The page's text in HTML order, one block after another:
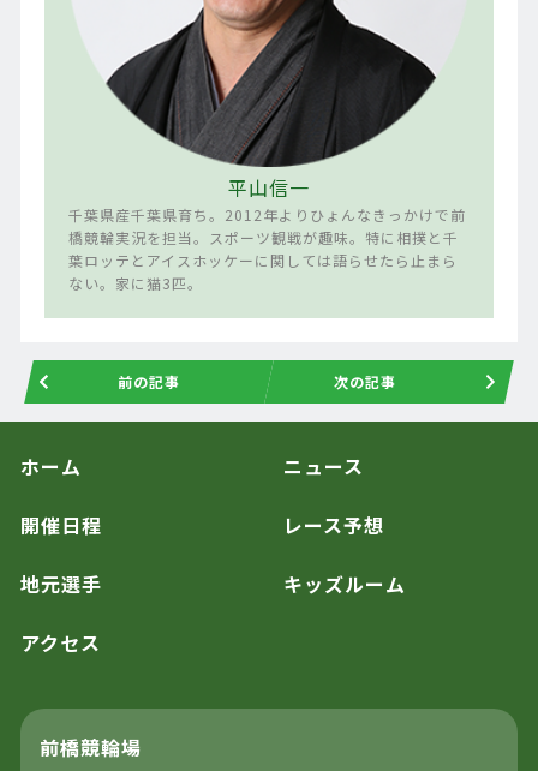
平山信一
千葉県産千葉県育ち。2012年よりひょんなきっかけで前
橋競輪実況を担当。スポーツ観戦が趣味。特に相撲と千
葉ロッテとアイスホッケーに関しては語らせたら止まら
ない。家に猫3匹。
前の記事 次の記事
ホーム ニュース
開催日程 レース予想
地元選手 キッズルーム
アクセス
前橋競輪場